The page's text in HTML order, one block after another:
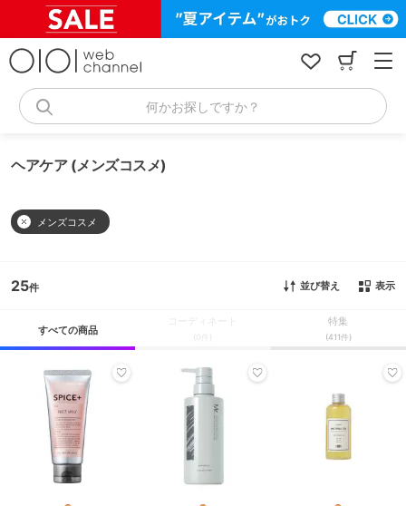
何かお探しですか？
ヘアケア (メンズコスメ)
メンズコスメ
25 並び替え 表示
すべての商品
(0件)
特集
(411件)